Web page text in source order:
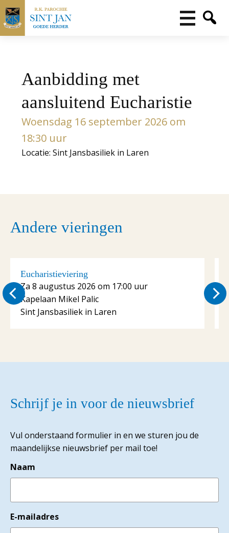
Aanbidding met
aansluitend Eucharistie
Woensdag 16 september 2026 om
18:30 uur
Locatie: Sint Jansbasiliek in Laren
Andere vieringen
Eucharistieviering
Za 8 augustus 2026 om 17:00 uur
Kapelaan Mikel Palic
Sint Jansbasiliek in Laren
Schrijf je in voor de nieuwsbrief
Vul onderstaand formulier in en we sturen jou de
maandelijkse nieuwsbrief per mail toe!
Naam
E-mailadres